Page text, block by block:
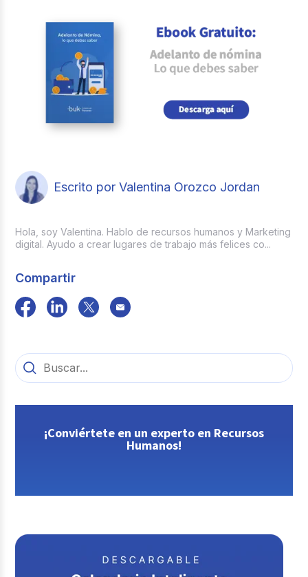
Escrito por Valentina Orozco Jordan
Hola, soy Valentina. Hablo de recursos humanos y Marketing
digital. Ayudo a crear lugares de trabajo más felices co...
Compartir
¡Conviértete en un experto en Recursos
Humanos!